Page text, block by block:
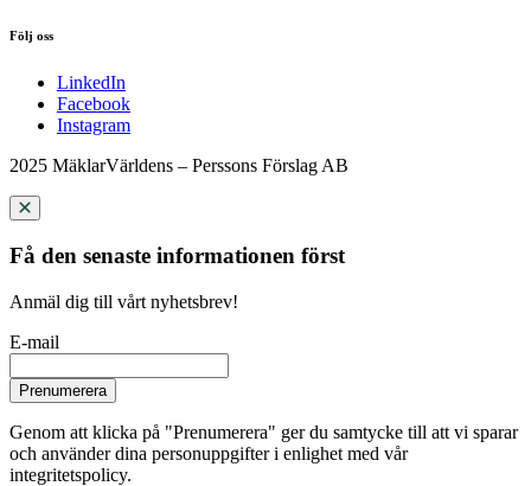
Följ oss
LinkedIn
Facebook
Instagram
2025 MäklarVärldens – Perssons Förslag AB
Få den senaste informationen först
Anmäl dig till vårt nyhetsbrev!
E-mail
Prenumerera
Genom att klicka på "Prenumerera" ger du samtycke till att vi sparar
och använder dina personuppgifter i enlighet med vår
integritetspolicy.